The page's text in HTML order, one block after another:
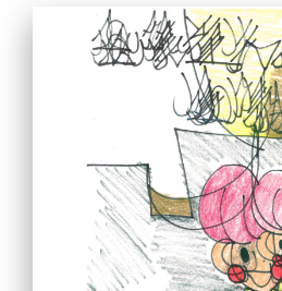
愛不同藝術
藝術培訓
愛不同藝術家